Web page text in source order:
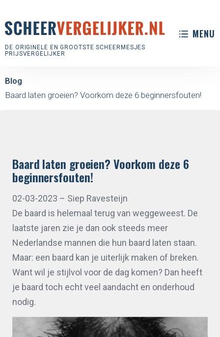
DE ORIGINELE EN GROOTSTE SCHEERMESJES
PRIJSVERGELIJKER
MENU
Blog
Baard laten groeien? Voorkom deze 6 beginnersfouten!
Baard laten groeien? Voorkom deze 6
beginnersfouten!
02-03-2023 – Siep Ravesteijn
De baard is helemaal terug van weggeweest. De
laatste jaren zie je dan ook steeds meer
Nederlandse mannen die hun baard laten staan.
Maar: een baard kan je uiterlijk maken of breken.
Want wil je stijlvol voor de dag komen? Dan heeft
je baard toch echt veel aandacht en onderhoud
nodig.